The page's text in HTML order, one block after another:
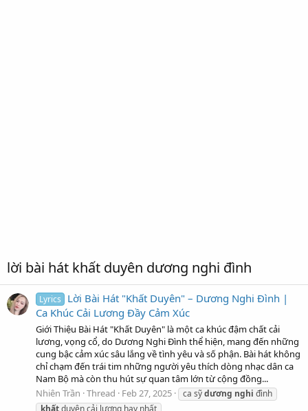
lời bài hát khất duyên dương nghi đình
Lyrics
Lời Bài Hát "Khất Duyên" – Dương Nghi Đình |
Ca Khúc Cải Lương Đầy Cảm Xúc
Giới Thiệu Bài Hát "Khất Duyên" là một ca khúc đậm chất cải
lương, vọng cổ, do Dương Nghi Đình thể hiện, mang đến những
cung bậc cảm xúc sâu lắng về tình yêu và số phận. Bài hát không
chỉ chạm đến trái tim những người yêu thích dòng nhạc dân ca
Nam Bộ mà còn thu hút sự quan tâm lớn từ cộng đồng...
Nhiên Trần Thread Feb 27, 2025 ca sỹdương nghi đình
khấtduyên cải lương hay nhất